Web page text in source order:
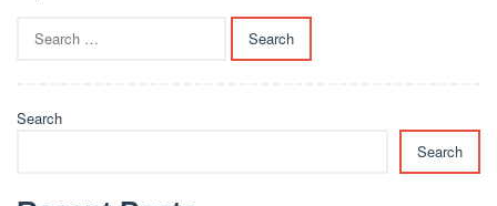
for:
Search
Search